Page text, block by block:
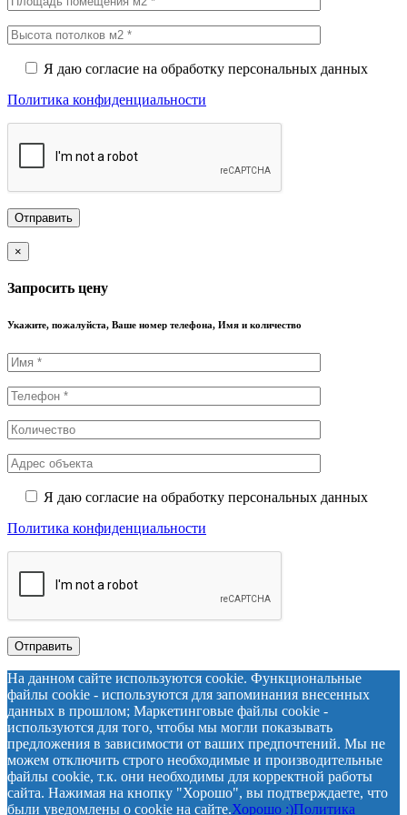
Я даю согласие на обработку персональных данных
Политика конфиденциальности
×
Запросить цену
Укажите, пожалуйста, Ваше номер телефона, Имя и количество
Я даю согласие на обработку персональных данных
Политика конфиденциальности
На данном сайте используются cookie. Функциональные
файлы cookie - используются для запоминания внесенных
данных в прошлом; Маркетинговые файлы cookie -
используются для того, чтобы мы могли показывать
предложения в зависимости от ваших предпочтений. Мы не
можем отключить строго необходимые и производительные
файлы cookie, т.к. они необходимы для корректной работы
сайта. Нажимая на кнопку "Хорошо", вы подтверждаете, что
были уведомлены о cookie на сайте.Хорошо :)Политика